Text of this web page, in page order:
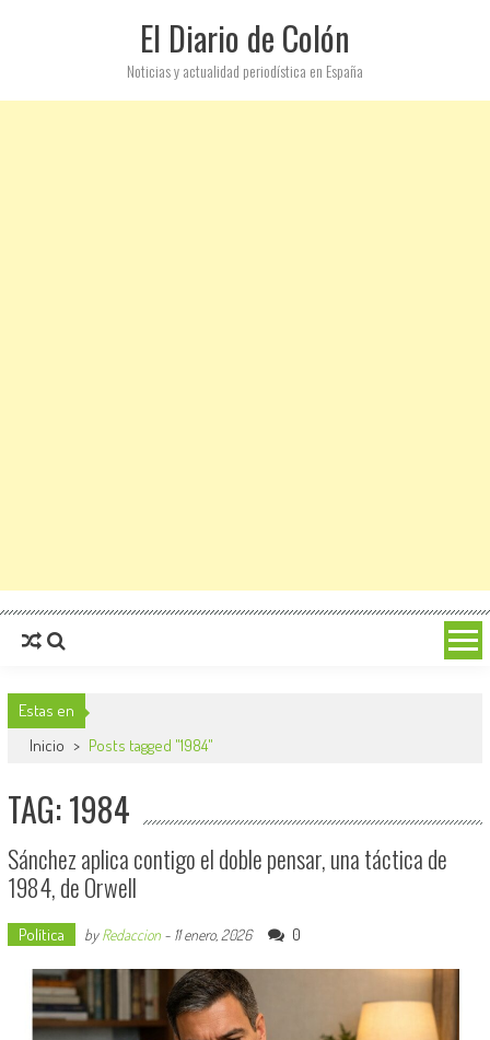
El Diario de Colón
Noticias y actualidad periodística en España
Estas en
Inicio > Posts tagged "1984"
TAG: 1984
Sánchez aplica contigo el doble pensar, una táctica de
1984, de Orwell
Política byRedaccion- 11 enero, 2026 0